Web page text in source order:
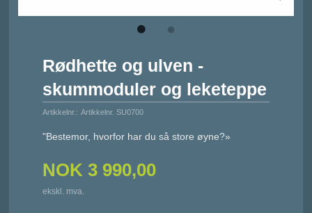
Rødhette og ulven -
skummoduler og leketeppe
Artikkelnr.: Artikkelnr. SU0700
"Bestemor, hvorfor har du så store øyne?»
NOK 3 990,00
ekskl. mva.